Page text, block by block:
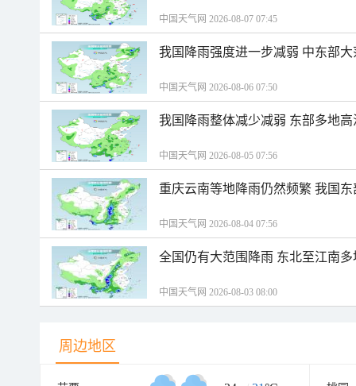
中国天气网 2026-08-07 07:45
我国降雨强度进一步减弱 中东部
中国天气网 2026-08-06 07:50
我国降雨整体减少减弱 东部多地
中国天气网 2026-08-05 07:56
重庆云南等地降雨仍然频繁 我国
中国天气网 2026-08-04 07:56
全国仍有大范围降雨 东北至江南
中国天气网 2026-08-03 08:00
周边地区